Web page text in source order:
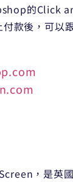
的Click
款後，可以
，是英